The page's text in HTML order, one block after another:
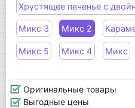
Хрустящее печенье с
Микс 3 Микс 2
Микс 5 Микс 4 Микс
Оригинальные товары
Выгодные цены